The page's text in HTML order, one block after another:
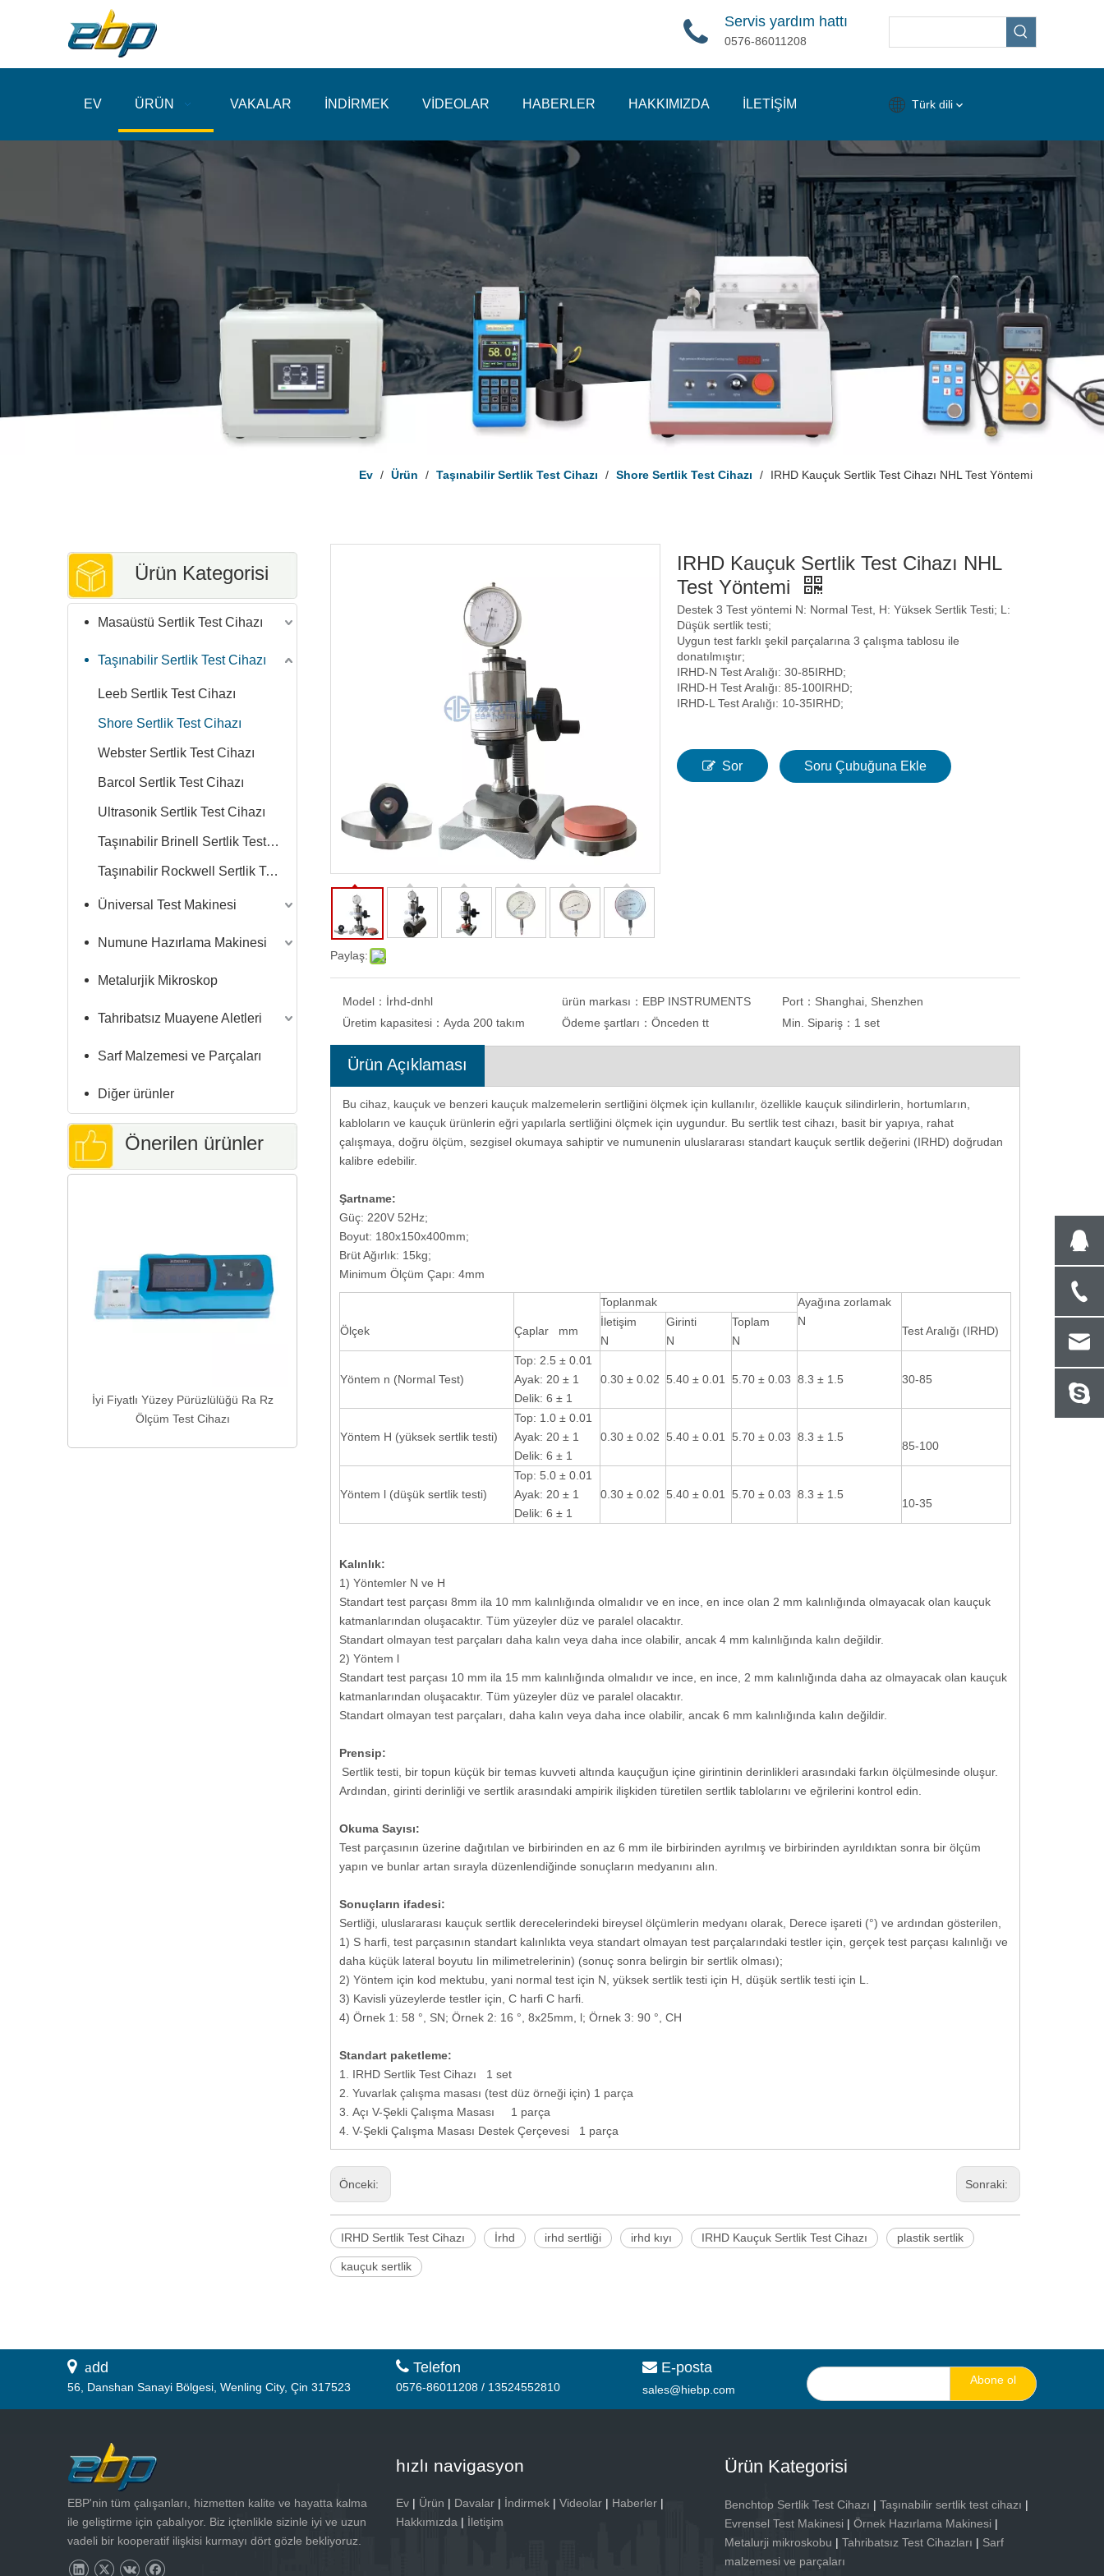
Servis yardım hattı
0576-86011208
EV ÜRÜN VAKALAR İNDİRMEK VİDEOLAR HABERLER HAKKIMIZDA İLETİŞİM Türk dili
Ev / Ürün / Taşınabilir Sertlik Test Cihazı / Shore Sertlik Test Cihazı / IRHD Kauçuk Sertlik Test Cihazı NHL Test Yöntemi
Ürün Kategorisi
Masaüstü Sertlik Test Cihazı
Taşınabilir Sertlik Test Cihazı
Leeb Sertlik Test Cihazı
Shore Sertlik Test Cihazı
Webster Sertlik Test Cihazı
Barcol Sertlik Test Cihazı
Ultrasonik Sertlik Test Cihazı
Taşınabilir Brinell Sertlik Test Cihazı
Taşınabilir Rockwell Sertlik Test Cihazı
Üniversal Test Makinesi
Numune Hazırlama Makinesi
Metalurjik Mikroskop
Tahribatsız Muayene Aletleri
Sarf Malzemesi ve Parçaları
Diğer ürünler
Önerilen ürünler
İyi Fiyatlı Yüzey Pürüzlülüğü Ra Rz
Ölçüm Test Cihazı
Mikro Sertlik Test Cihazı eVIck-1MTS
Paylaş:
IRHD Kauçuk Sertlik Test Cihazı NHL
Test Yöntemi
Destek 3 Test yöntemi N: Normal Test, H: Yüksek Sertlik Testi; L:
Düşük sertlik testi;
Uygun test farklı şekil parçalarına 3 çalışma tablosu ile
donatılmıştır;
IRHD-N Test Aralığı: 30-85IRHD;
IRHD-H Test Aralığı: 85-100IRHD;
IRHD-L Test Aralığı: 10-35IRHD;
Sor Soru Çubuğuna Ekle
Model： İrhd-dnhl ürün markası： EBP INSTRUMENTS Port： Shanghai, Shenzhen
Üretim kapasitesi： Ayda 200 takım Ödeme şartları：Önceden tt Min. Sipariş： 1 set
Ürün Açıklaması
Bu cihaz, kauçuk ve benzeri kauçuk malzemelerin sertliğini ölçmek için kullanılır, özellikle kauçuk silindirlerin, hortumların,
kabloların ve kauçuk ürünlerin eğri yapılarla sertliğini ölçmek için uygundur. Bu sertlik test cihazı, basit bir yapıya, rahat
çalışmaya, doğru ölçüm, sezgisel okumaya sahiptir ve numunenin uluslararası standart kauçuk sertlik değerini (IRHD) doğrudan
kalibre edebilir.
Şartname:
Güç: 220V 52Hz;
Boyut: 180x150x400mm;
Brüt Ağırlık: 15kg;
Minimum Ölçüm Çapı: 4mm
Ölçek Çaplar mm
Toplanmak
Ayağına zorlamak
N
Test Aralığı (IRHD)
İletişim
N
Girinti
N
Toplam
N
Yöntem n (Normal Test)
Top: 2.5 ± 0.01
Ayak: 20 ± 1
Delik: 6 ± 1
0.30 ± 0.02 5.40 ± 0.01 5.70 ± 0.03 8.3 ± 1.5 30-85
Yöntem H (yüksek sertlik testi)
Top: 1.0 ± 0.01
Ayak: 20 ± 1
Delik: 6 ± 1
0.30 ± 0.02 5.40 ± 0.01 5.70 ± 0.03 8.3 ± 1.5
85-100
Yöntem l (düşük sertlik testi)
Top: 5.0 ± 0.01
Ayak: 20 ± 1
Delik: 6 ± 1
0.30 ± 0.02 5.40 ± 0.01 5.70 ± 0.03 8.3 ± 1.5
10-35
Kalınlık:
1) Yöntemler N ve H
Standart test parçası 8mm ila 10 mm kalınlığında olmalıdır ve en ince, en ince olan 2 mm kalınlığında olmayacak olan kauçuk
katmanlarından oluşacaktır. Tüm yüzeyler düz ve paralel olacaktır.
Standart olmayan test parçaları daha kalın veya daha ince olabilir, ancak 4 mm kalınlığında kalın değildir.
2) Yöntem l
Standart test parçası 10 mm ila 15 mm kalınlığında olmalıdır ve ince, en ince, 2 mm kalınlığında daha az olmayacak olan kauçuk
katmanlarından oluşacaktır. Tüm yüzeyler düz ve paralel olacaktır.
Standart olmayan test parçaları, daha kalın veya daha ince olabilir, ancak 6 mm kalınlığında kalın değildir.
Prensip:
Sertlik testi, bir topun küçük bir temas kuvveti altında kauçuğun içine girintinin derinlikleri arasındaki farkın ölçülmesinde oluşur.
Ardından, girinti derinliği ve sertlik arasındaki ampirik ilişkiden türetilen sertlik tablolarını ve eğrilerini kontrol edin.
Okuma Sayısı:
Test parçasının üzerine dağıtılan ve birbirinden en az 6 mm ile birbirinden ayrılmış ve birbirinden ayrıldıktan sonra bir ölçüm
yapın ve bunlar artan sırayla düzenlendiğinde sonuçların medyanını alın.
Sonuçların ifadesi:
Sertliği, uluslararası kauçuk sertlik derecelerindeki bireysel ölçümlerin medyanı olarak, Derece işareti (°) ve ardından gösterilen,
1) S harfi, test parçasının standart kalınlıkta veya standart olmayan test parçalarındaki testler için, gerçek test parçası kalınlığı ve
daha küçük lateral boyutu Iin milimetrelerinin) (sonuç sonra belirgin bir sertlik olması);
2) Yöntem için kod mektubu, yani normal test için N, yüksek sertlik testi için H, düşük sertlik testi için L.
3) Kavisli yüzeylerde testler için, C harfi C harfi.
4) Örnek 1: 58 °, SN; Örnek 2: 16 °, 8x25mm, l; Örnek 3: 90 °, CH
Standart paketleme:
1. IRHD Sertlik Test Cihazı 1 set
2. Yuvarlak çalışma masası (test düz örneği için) 1 parça
3. Açı V-Şekli Çalışma Masası 1 parça
4. V-Şekli Çalışma Masası Destek Çerçevesi 1 parça
Önceki: Sonraki:
IRHD Sertlik Test Cihazı İrhd irhd sertliği irhd kıyı IRHD Kauçuk Sertlik Test Cihazı plastik sertlik
kauçuk sertlik
 add
56, Danshan Sanayi Bölgesi, Wenling City, Çin 317523
 Telefon
0576-86011208 / 13524552810
 E-posta
sales@hiebp.com
Abone ol
EBP'nin tüm çalışanları, hizmetten kalite ve hayatta kalma
ile geliştirme için çabalıyor. Biz içtenlikle sizinle iyi ve uzun
vadeli bir kooperatif ilişkisi kurmayı dört gözle bekliyoruz.
hızlı navigasyon
Ev | Ürün | Davalar | İndirmek | Videolar | Haberler |
Hakkımızda | İletişim
Ürün Kategorisi
Benchtop Sertlik Test Cihazı | Taşınabilir sertlik test cihazı |
Evrensel Test Makinesi | Örnek Hazırlama Makinesi |
Metalurji mikroskobu | Tahribatsız Test Cihazları | Sarf
malzemesi ve parçaları